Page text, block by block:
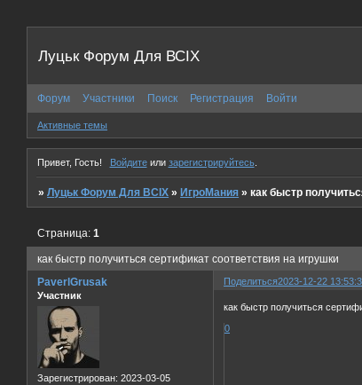
Луцьк Форум Для ВСІХ
Форум Участники Поиск Регистрация Войти
Активные темы
Привет, Гость! Войдитеили зарегистрируйтесь.
»Луцьк Форум Для ВСІХ »ИгроМания »как быстр
как быстр получиться сертификат соответствия на игрушки
Страница:1
Поделиться2023-12-22
PaverlGrusak
Участник
Зарегистрирован: 2023-03-05
как быстр получиться
0